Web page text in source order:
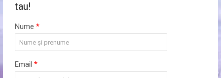
tau!
Nume *
Email *